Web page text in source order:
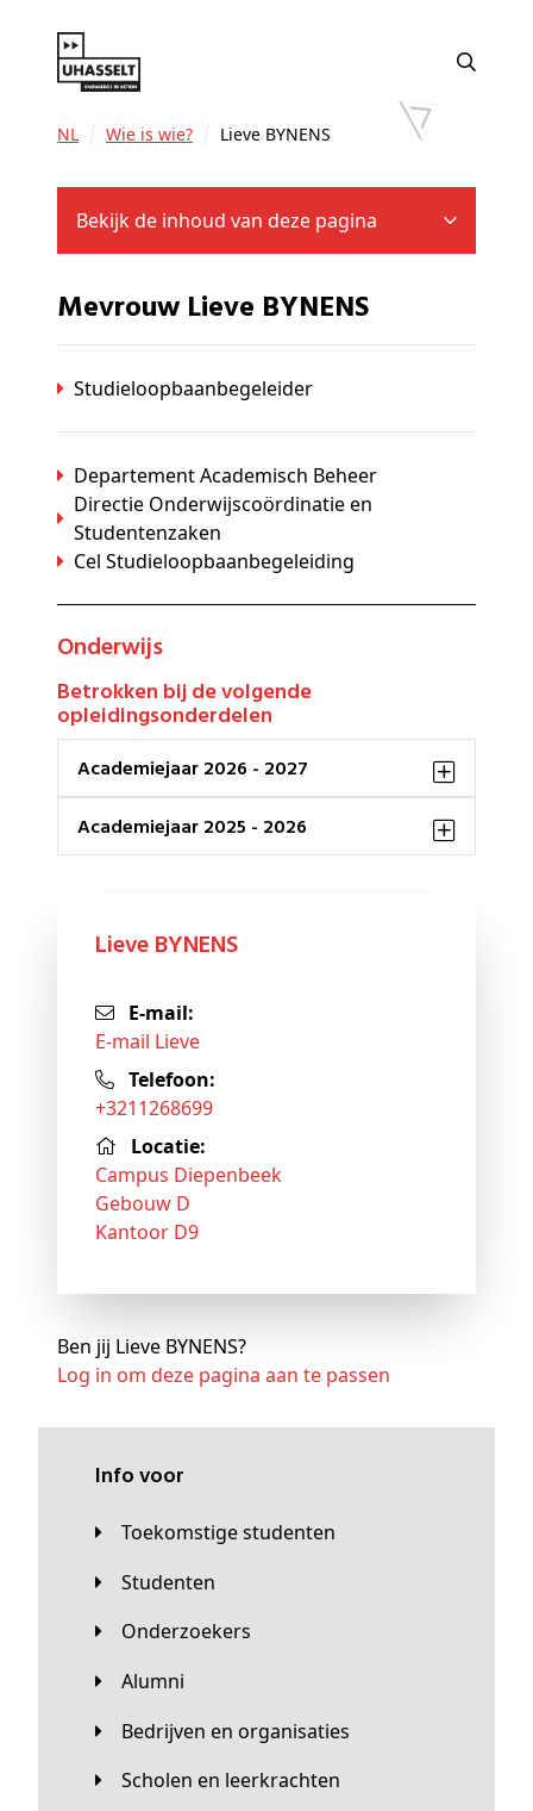
NL Wie is wie? Lieve BYNENS
Bekijk de inhoud van deze pagina
Mevrouw Lieve BYNENS
Studieloopbaanbegeleider
Departement Academisch Beheer
Directie Onderwijscoördinatie en
Studentenzaken
Cel Studieloopbaanbegeleiding
Onderwijs
Betrokken bij de volgende
opleidingsonderdelen
Academiejaar 2026 - 2027
Academiejaar 2025 - 2026
Lieve BYNENS
E-mail:
E-mail Lieve
Telefoon:
+3211268699
Locatie:
Campus Diepenbeek
Gebouw D
Kantoor D9
Ben jij Lieve BYNENS?
Log in om deze pagina aan te passen
Info voor
Toekomstige studenten
Studenten
Onderzoekers
Alumni
Bedrijven en organisaties
Scholen en leerkrachten